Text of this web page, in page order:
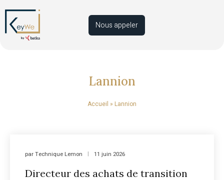
Nous appeler
Lannion
Accueil » Lannion
parTechnique Lemon 11 juin 2026
Directeur des achats de transition